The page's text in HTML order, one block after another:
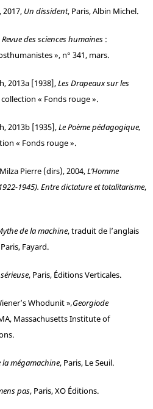
2017, Un dissident, Paris, Albin Michel.
Revue des sciences humaines :
», n° 341, mars.
2013a [1938],Les Drapeaux sur les
« Fonds rouge ».
2013b [1935],Le Poème pédagogique,
« Fonds rouge ».
MilzaPierre (dirs), 2004,L’Homme
1945). Entre dictatureet totalitarisme,
de la machine, traduit de l’anglais
Fayard.
, Paris, Éditions Verticales.
Whodunit »,Georgiode
Massachusetts Institute of
la mégamachine, Paris, Le Seuil.
pas, Paris, XO Éditions.